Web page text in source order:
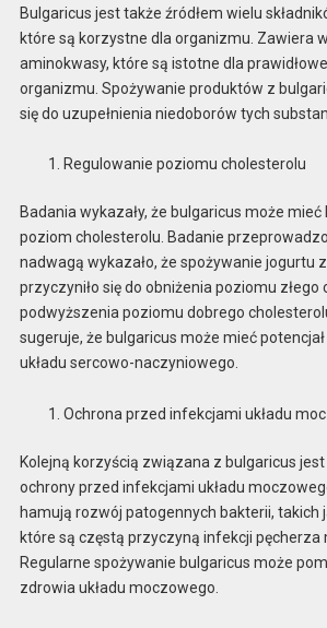
Bulgaricus jest także źródłem wielu
które są korzystne dla organizmu. Zawiera
aminokwasy, które są istotne dla
organizmu. Spożywanie produktów z
się do uzupełnienia niedoborów tych
Regulowanie poziomu cholesterolu
Badania wykazały, że bulgaricus może
poziom cholesterolu. Badanie
nadwagą wykazało, że spożywanie jogurtu
przyczyniło się do obniżenia poziomu złego
podwyższenia poziomu dobrego
sugeruje, że bulgaricus może mieć
układu sercowo-naczyniowego.
Ochrona przed infekcjami układu
Kolejną korzyścią związana z bulgaricus
ochrony przed infekcjami układu
hamują rozwój patogennych bakterii, takich
które są częstą przyczyną infekcji pęcherza
Regularne spożywanie bulgaricus może
zdrowia układu moczowego.